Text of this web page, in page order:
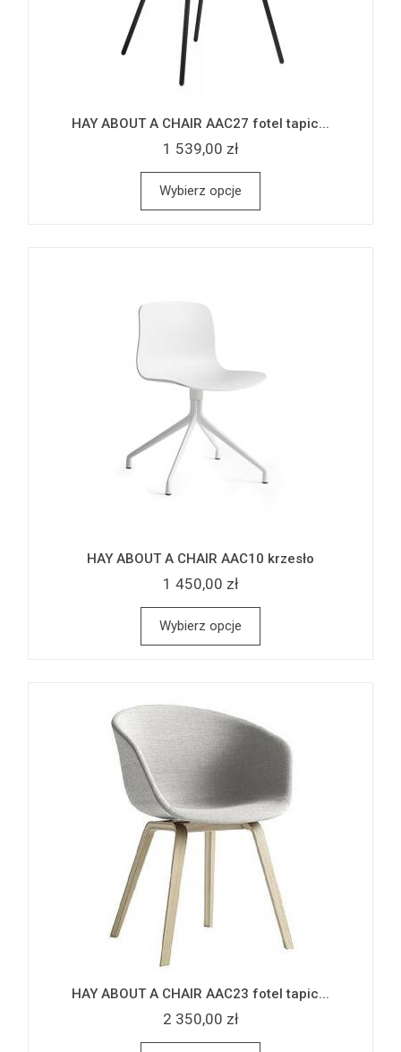
HAY ABOUT A CHAIR AAC27 fotel tapic...
1 539,00 zł
Wybierz opcje
HAY ABOUT A CHAIR AAC10 krzesło
1 450,00 zł
Wybierz opcje
HAY ABOUT A CHAIR AAC23 fotel tapic...
2 350,00 zł